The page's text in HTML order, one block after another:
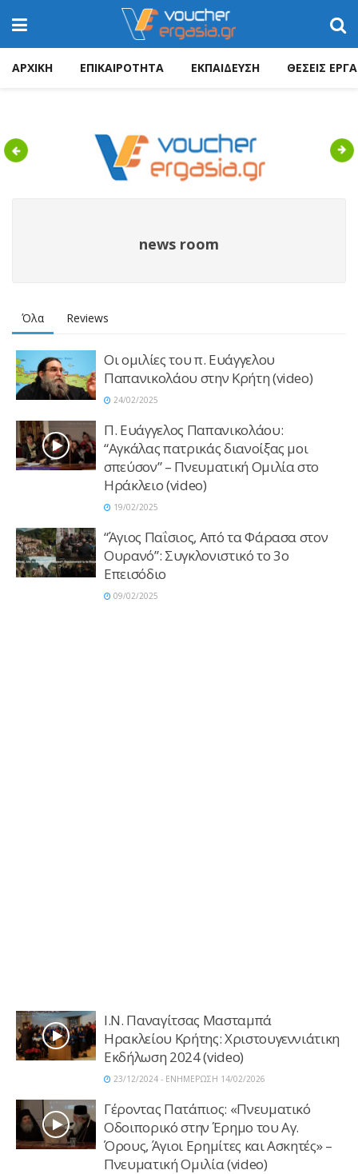
ΑΡΧΙΚΗ ΕΠΙΚΑΙΡΟΤΗΤΑ ΕΚΠΑΙΔΕΥΣΗ ΘΕΣΕΙΣ
Previous
news room
Όλα Reviews
Οι ομιλίες του π. Ευάγγελου
Παπανικολάου στην Κρήτη (video)
24/02/2025
Π. Ευάγγελος Παπανικολάου:
“Αγκάλας πατρικάς διανοίξας μοι
σπεύσον” – Πνευματική Ομιλία στο
Ηράκλειο (video)
19/02/2025
“Άγιος Παΐσιος, Από τα Φάρασα στον
Ουρανό”: Συγκλονιστικό το 3ο
Επεισόδιο
09/02/2025
Ι.Ν. Παναγίτσας Μασταμπά
Ηρακλείου Κρήτης: Χριστουγεννιάτικη
Εκδήλωση 2024 (video)
23/12/2024 - ΕΝΗΜΕΡΩΣΗ 14/02/2026
Γέροντας Πατάπιος: «Πνευματικό
Οδοιπορικό στην Έρημο του Αγ.
Όρους, Άγιοι Ερημίτες και Ασκητές» –
Πνευματική Ομιλία (video)